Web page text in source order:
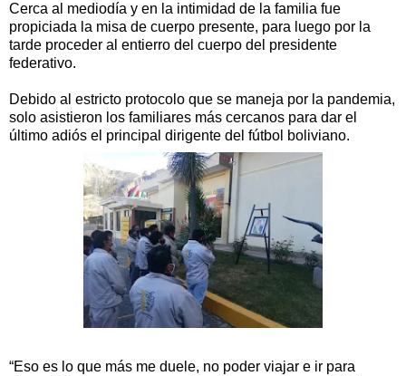
Cerca al mediodía y en la intimidad de la familia fue
propiciada la misa de cuerpo presente, para luego por la
tarde proceder al entierro del cuerpo del presidente
federativo.
Debido al estricto protocolo que se maneja por la pandemia,
solo asistieron los familiares más cercanos para dar el
último adiós el principal dirigente del fútbol boliviano.
“Eso es lo que más me duele, no poder viajar e ir para